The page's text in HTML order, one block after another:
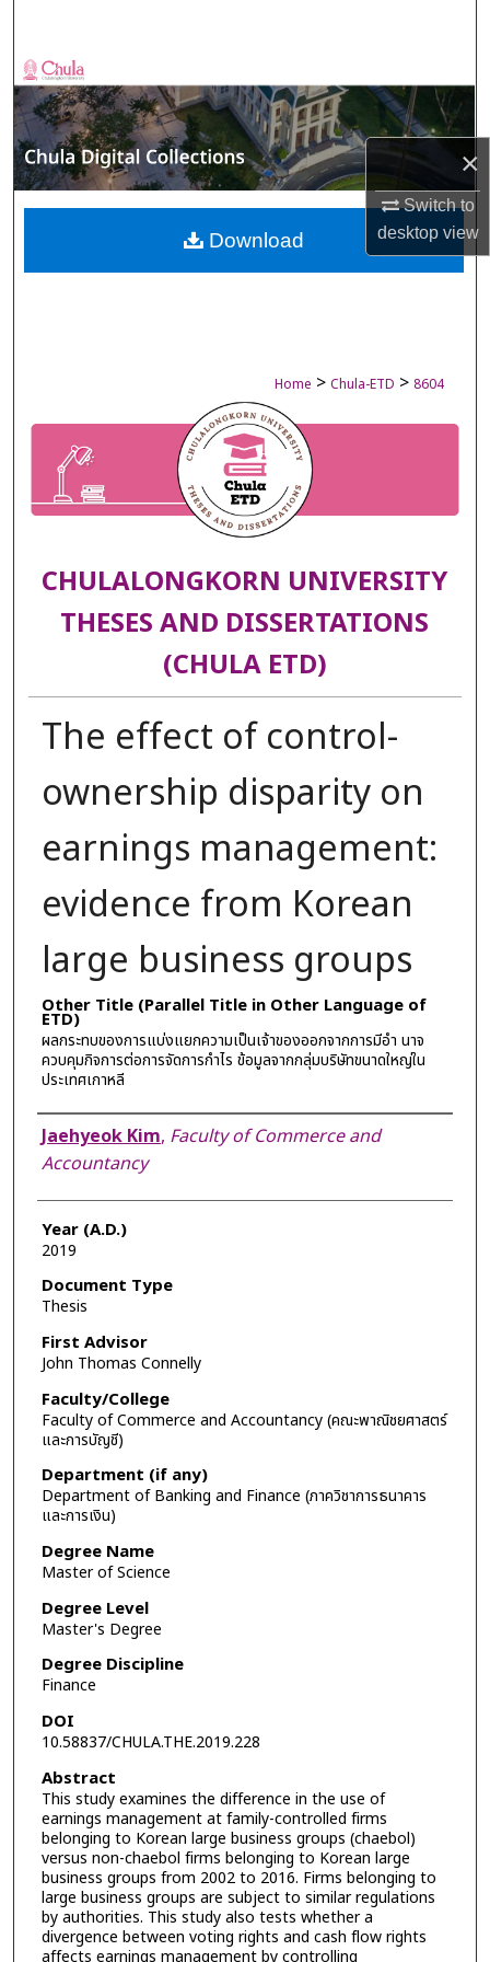
×
Switch to
desktopview
Browse Collections
My Account
About
Digital Commons Network™
Home > Chula-ETD > 8604
CHULALONGKORN UNIVERSITY
THESES AND DISSERTATIONS
(CHULA ETD)
The effect of control-
ownership disparity on
earnings management:
evidence from Korean
large business groups
Other Title (Parallel Title in Other Language of
ETD)
ผลกระทบของการแบ่งแยกความเป็นเจ้าของออกจากการมีอำ นาจ
ควบคุมกิจการต่อการจัดการกำไร ข้อมูลจากกลุ่มบริษัทขนาดใหญ่ใน
ประเทศเกาหลี
Author
Jaehyeok Kim, Faculty of Commerce and
Accountancy
Year (A.D.)
2019
Document Type
Thesis
First Advisor
John Thomas Connelly
Faculty/College
Faculty of Commerce and Accountancy (คณะพาณิชยศาสตร์
และการบัญชี)
Department (if any)
Department of Banking and Finance (ภาควิชาการธนาคาร
และการเงิน)
Degree Name
Master of Science
Degree Level
Master's Degree
Degree Discipline
Finance
DOI
10.58837/CHULA.THE.2019.228
Abstract
This study examines the difference in the use of
earnings management at family-controlled firms
belonging to Korean large business groups (chaebol)
versus non-chaebol firms belonging to Korean large
business groups from 2002 to 2016. Firms belonging to
large business groups are subject to similar regulations
by authorities. This study also tests whether a
divergence between voting rights and cash flow rights
affects earnings management by controlling
Download